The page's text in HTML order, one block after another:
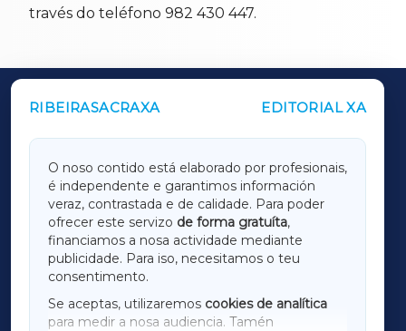
través do teléfono 982 430 447.
RIBEIRASACRAXA EDITORIAL XA
O noso contido está elaborado por profesionais,
é independente e garantimos información
veraz, contrastada e de calidade. Para poder
ofrecer este servizo de forma gratuíta,
financiamos a nosa actividade mediante
publicidade. Para iso, necesitamos o teu
consentimento.
Se aceptas, utilizaremos cookies de analítica
para medir a nosa audiencia. Tamén
OUTROS PERIÓDICOS
LUGOXA
TERRACHAXA